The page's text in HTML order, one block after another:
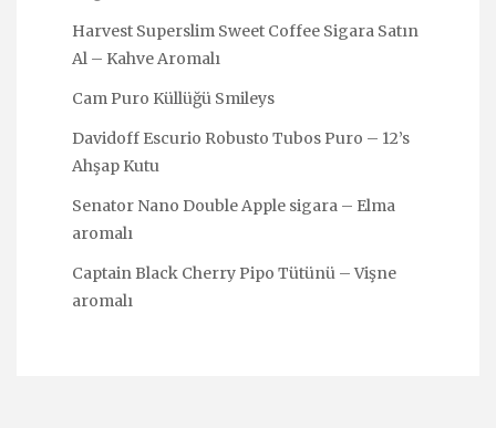
Harvest Superslim Sweet Coffee Sigara Satın
Al – Kahve Aromalı
Cam Puro Küllüğü Smileys
Davidoff Escurio Robusto Tubos Puro – 12’s
Ahşap Kutu
Senator Nano Double Apple sigara – Elma
aromalı
Captain Black Cherry Pipo Tütünü – Vişne
aromalı